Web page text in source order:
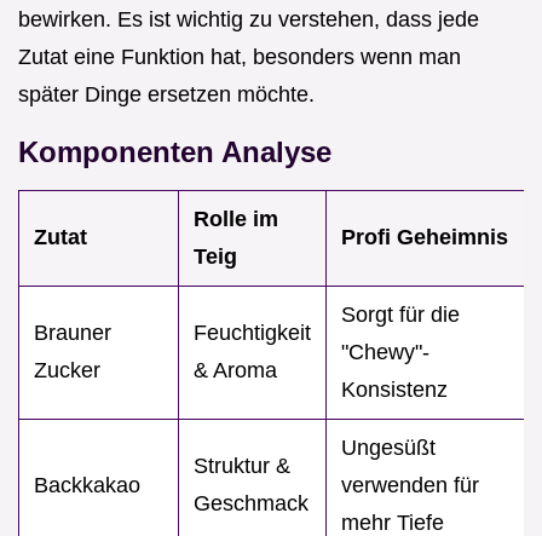
bewirken. Es ist wichtig zu verstehen, dass jede
Zutat eine Funktion hat, besonders wenn man
später Dinge ersetzen möchte.
Komponenten Analyse
Zutat
Rolle im
Teig
Profi Geheimnis
Brauner
Zucker
Feuchtigkeit
& Aroma
Sorgt für die
"Chewy"-
Konsistenz
Backkakao
Struktur &
Geschmack
Ungesüßt
verwenden für
mehr Tiefe